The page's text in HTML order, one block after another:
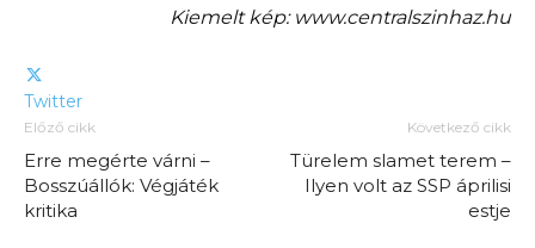
Kiemelt kép: www.centralszinhaz.hu
Twitter
Előző cikk
Erre megérte várni –
Bosszúállók: Végjáték
kritika
Következő cikk
Türelem slamet terem –
Ilyen volt az SSP áprilisi
estje